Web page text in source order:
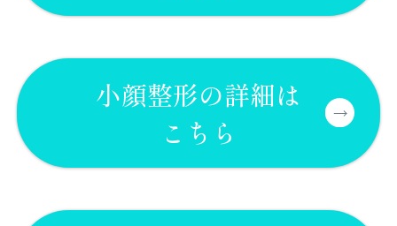
小顔整形の詳細は
こちら